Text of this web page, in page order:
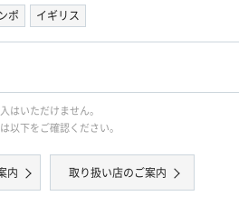
ポ
イギリス
はいただけません。
以下をご確認ください。
内 取り扱い店のご案内